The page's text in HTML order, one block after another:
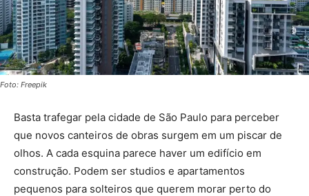
Foto: Freepik
Basta trafegar pela cidade de São Paulo para perceber
que novos canteiros de obras surgem em um piscar de
olhos. A cada esquina parece haver um edifício em
construção. Podem ser studios e apartamentos
pequenos para solteiros que querem morar perto do